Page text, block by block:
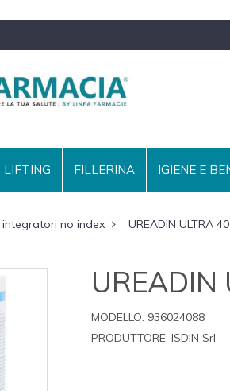
LIFTING FILLERINA IGIENE E
integratori no index UREADIN ULTRA
UREADIN
MODELLO: 936024088
PRODUTTORE: ISDIN Srl